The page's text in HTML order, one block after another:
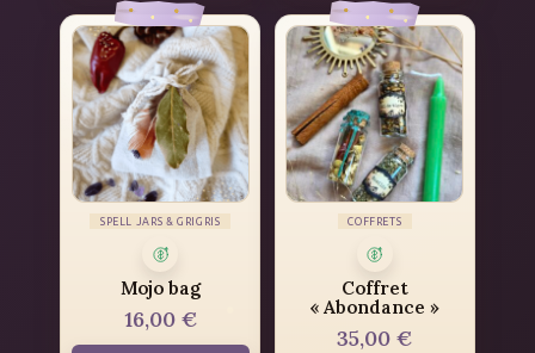
SPELL JARS & GRIGRIS
Mojo bag
16,00 €
COFFRETS
Coffret
« Abondance »
35,00€